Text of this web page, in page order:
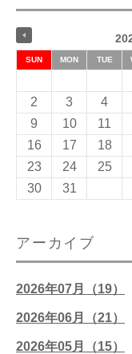
SUN MON TUE
2
3 4
9
10 11
16
17 18
23
24 25
30
31
アーカイブ
2026年07月（19）
2026年06月（21）
2026年05月（15）